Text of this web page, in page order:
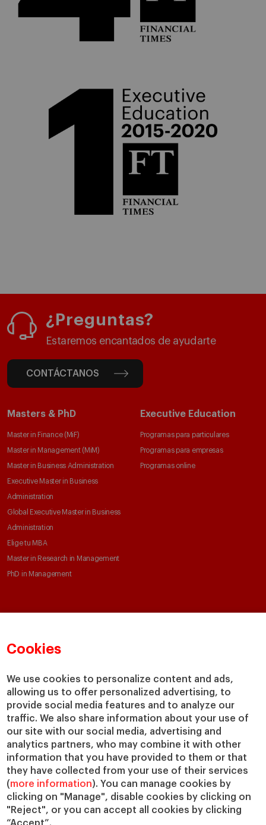
Cookies
We use cookies to personalize content and ads,
allowing us to offer personalized advertising, to
provide social media features and to analyze our
traffic. We also share information about your use of
our site with our social media, advertising and
analytics partners, who may combine it with other
information that you have provided to them or that
they have collected from your use of their services
(more information). You can manage cookies by
clicking on "Manage", disable cookies by clicking on
"Reject", or you can accept all cookies by clicking
¿Preguntas?
Estaremos encantados de ayudarte
CONTÁCTANOS
Masters & PhD
Master in Finance (MiF)
Master in Management (MiM)
Master in Business Administration
Executive Master in Business
Administration
Global Executive Master in Business
Administration
Elige tu MBA
Master in Research in Management
PhD in Management
Executive Education
Programas para particulares
Programas para empresas
Programas online
Departamentos académicos
Cátedras
IESE Insight
IESE Publishing
Nuestro impacto
Colabora con el IESE
Servicios
Biblioteca
Canal de compliance
IESE Shop
Jobs @IESE